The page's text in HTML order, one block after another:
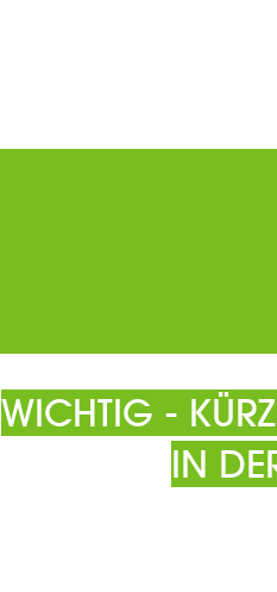
WICHTIG -
IN